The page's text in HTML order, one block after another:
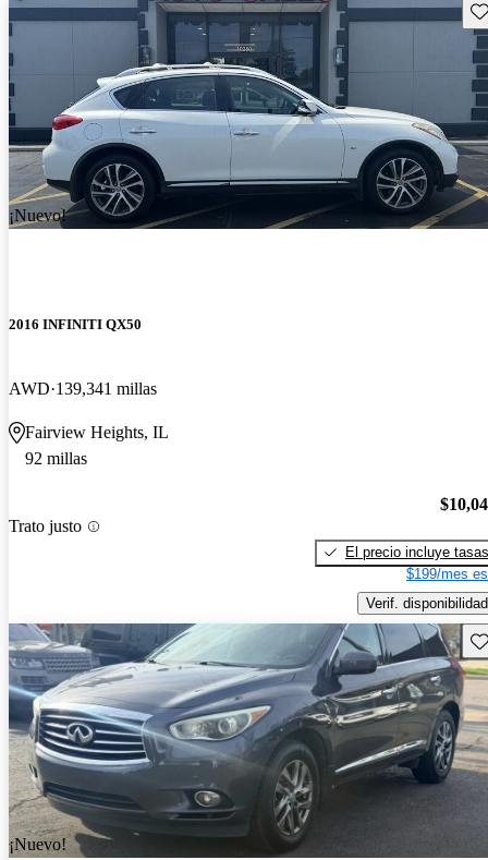
¡Nuevo!
2016 INFINITI QX50
AWD 139,341 millas
Fairview Heights, IL
92 millas
Trato justo
El precio incluye tasas
$199/mes
Verif. disponibilidad
¡Nuevo!